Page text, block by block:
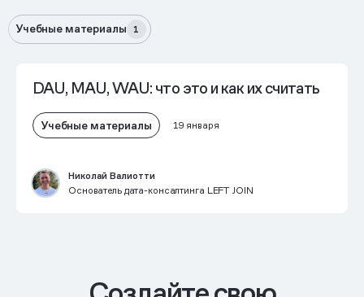
Учебные материалы 1
DAU, MAU, WAU: что это и как их считать
Учебные материалы 19 января
Николай Валиотти
Основатель дата-консалтинга LEFT JOIN